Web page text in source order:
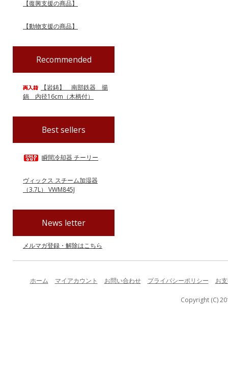
【復興支援の商品】
【動物支援の商品】
Recommended
【岩鋳】 南部鉄器 揚
鍋 内径16cm（木柄付）
Best sellers
瞬間冷却器 チーリー
ヴィックス スチーム加湿器
（3.7L） VWM845J
News letter
メルマガ登録・解除はこちら
ホーム マイアカウント お問い合わせ プライバシーポリシー お
Copyright (C)